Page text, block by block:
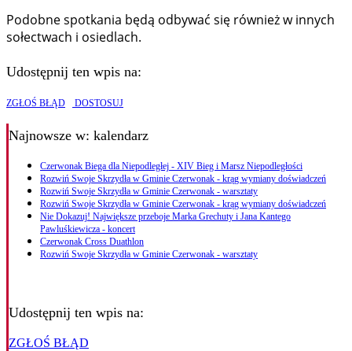
Podobne spotkania będą odbywać się również w innych
sołectwach i osiedlach.
Udostępnij ten wpis na:
ZGŁOŚ BŁĄD DOSTOSUJ
Najnowsze w: kalendarz
Czerwonak Biega dla Niepodległej - XIV Bieg i Marsz Niepodległości
Rozwiń Swoje Skrzydła w Gminie Czerwonak - krąg wymiany doświadczeń
Rozwiń Swoje Skrzydła w Gminie Czerwonak - warsztaty
Rozwiń Swoje Skrzydła w Gminie Czerwonak - krąg wymiany doświadczeń
Nie Dokazuj! Największe przeboje Marka Grechuty i Jana Kantego
Pawluśkiewicza - koncert
Czerwonak Cross Duathlon
Rozwiń Swoje Skrzydła w Gminie Czerwonak - warsztaty
Udostępnij ten wpis na:
ZGŁOŚ BŁĄD